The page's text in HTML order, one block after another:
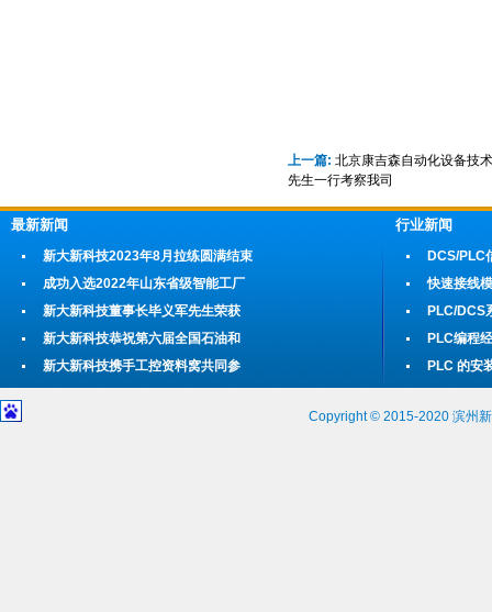
上一篇: 北京康吉森自动化设备技
先生一行考察我司
最新新闻
新大新科技2023年8月拉练圆满结束
成功入选2022年山东省级智能工厂
新大新科技董事长毕义军先生荣获
新大新科技恭祝第六届全国石油和
新大新科技携手工控资料窝共同参
行业新闻
DCS/PLC
快速接线
PLC/DCS
PLC编程
PLC 的安
Copyright © 2015-2020 滨州